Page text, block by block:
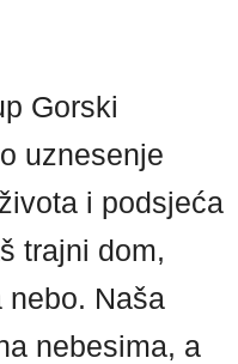
Gorski
uznesenje
i podsjeća
trajni dom,
nebo. Naša
nebesima, a